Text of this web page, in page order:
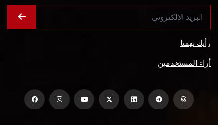
رأيك يهمنا
أراء المستخدمين